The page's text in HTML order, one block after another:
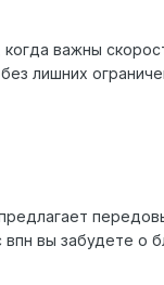
важны
лишних
вы забудете о